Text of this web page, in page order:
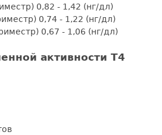
0,82 - 1,42 (нг/дл)
0,74 - 1,22 (нг/дл)
0,67 - 1,06 (нг/дл)
активности Т4